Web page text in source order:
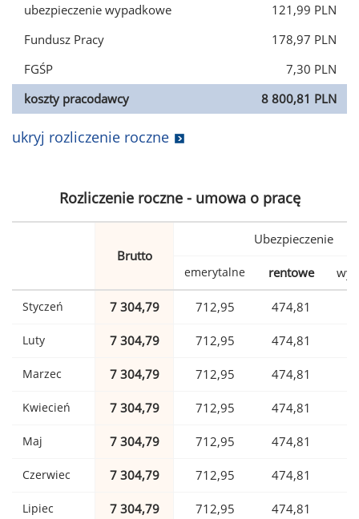
ubezpieczenie wypadkowe
121,99 PLN
Fundusz Pracy
178,97 PLN
FGŚP
7,30 PLN
koszty pracodawcy
8 800,81 PLN
ukryj rozliczenie roczne
Rozliczenie roczne - umowa o pracę
Brutto
Ubezpieczenie
emerytalne rentowe
Styczeń 7 304,79 712,95 474,81
Luty 7 304,79 712,95 474,81
Marzec 7 304,79 712,95 474,81
Kwiecień 7 304,79 712,95 474,81
Maj 7 304,79 712,95 474,81
Czerwiec 7 304,79 712,95 474,81
Lipiec 7 304,79 712,95 474,81